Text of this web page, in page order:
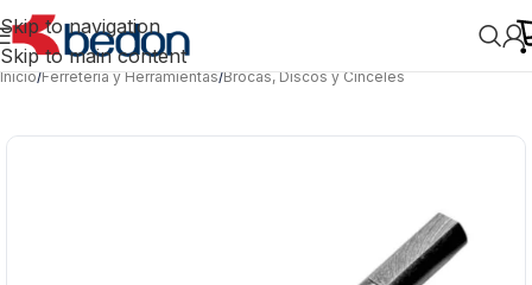
Skip to navigation
Skip to main content
Inicio/Ferretería y Herramientas/Brocas, Discos y Cinceles